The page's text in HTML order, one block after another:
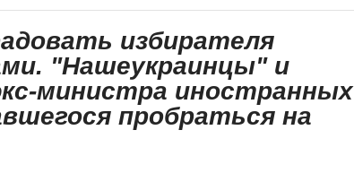
избирателя
"Нашеукраинцы" и
министра иностранных
пробраться на